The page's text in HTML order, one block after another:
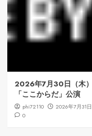
2026年7月30日（木）
「ここからだ」公演
phi72110
2026年7月31日
0